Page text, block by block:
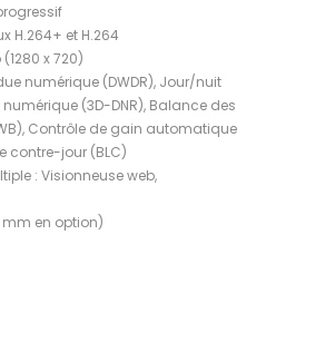
H.264+ et H.264
x 720)
numérique (DWDR), Jour/nuit
(3D-DNR), Balance des
Contrôle de gain automatique
contre-jour (BLC)
: Visionneuse web,
mm en option)